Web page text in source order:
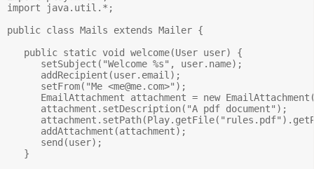
import java.util.*;
public class Mails extends Mailer {
   public static void welcome(User user) {
      setSubject("Welcome %s", user.name);
      addRecipient(user.email);
      setFrom("Me <
me@me.com>");
EmailAttachment attachment = new
      attachment.setDescription("A pdf document");
      addAttachment(attachment);
      send(user);
   }